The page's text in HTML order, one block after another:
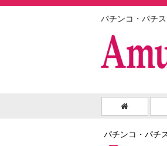
パチンコ・パチ
パチンコ・パチ